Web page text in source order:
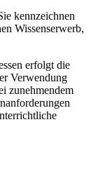
kennzeichnen
Wissenserwerb,
erfolgt die
Verwendung
zunehmendem